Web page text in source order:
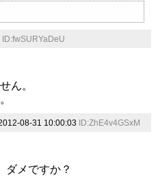
ID:fwSURYaDeU
ん。
08-31 10:00:03 ID:ZhE4v4GSxM
ダメですか？